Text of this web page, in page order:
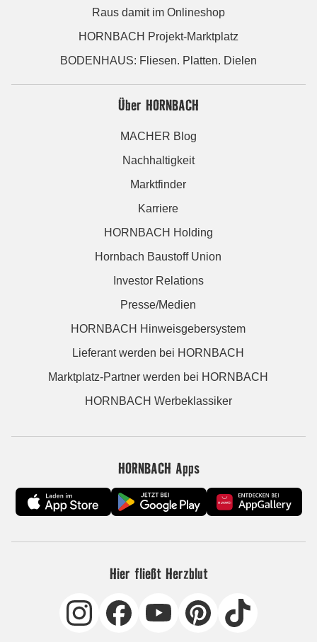
Raus damit im Onlineshop
HORNBACH Projekt-Marktplatz
BODENHAUS: Fliesen. Platten. Dielen
Über HORNBACH
MACHER Blog
Nachhaltigkeit
Marktfinder
Karriere
HORNBACH Holding
Hornbach Baustoff Union
Investor Relations
Presse/Medien
HORNBACH Hinweisgebersystem
Lieferant werden bei HORNBACH
Marktplatz-Partner werden bei HORNBACH
HORNBACH Werbeklassiker
HORNBACH Apps
Hier fließt Herzblut